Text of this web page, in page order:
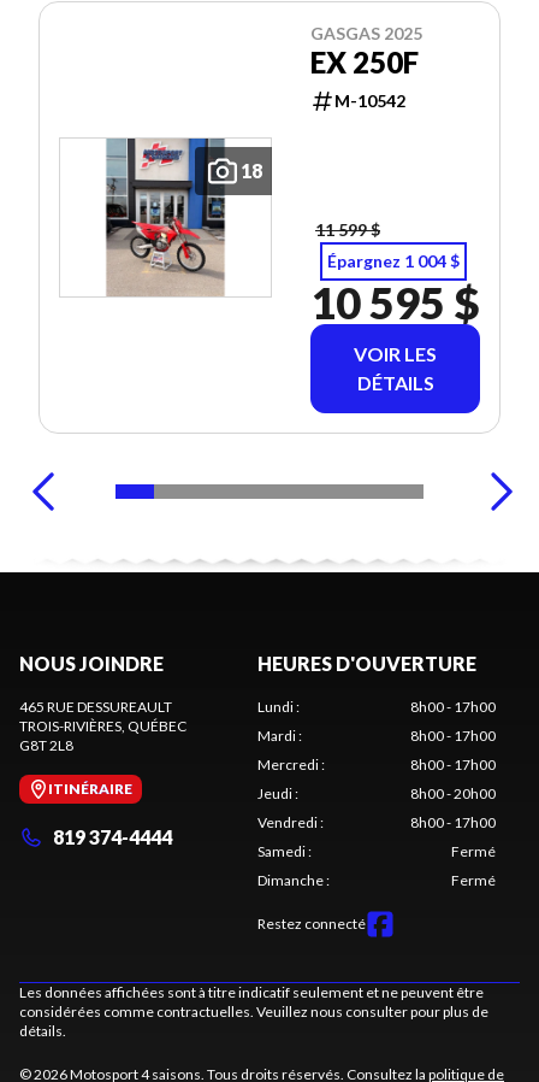
18
GASGAS 2025
EX 250F
M-10542
11 599 $
Épargnez 1 004 $
10 595 $
VOIR LES
DÉTAILS
NOUS JOINDRE
465 RUE DESSUREAULT
TROIS-RIVIÈRES , QUÉBEC
G8T 2L8
ITINÉRAIRE
819 374-4444
HEURES D'OUVERTURE
Lundi:
8h00 - 17h00
Mardi:
8h00 - 17h00
Mercredi:
8h00 - 17h00
Jeudi:
8h00 - 20h00
Vendredi:
8h00 - 17h00
Samedi:
Fermé
Dimanche: Fermé
Restez connecté
Les données affichées sont à titre indicatif seulement et ne peuvent être
considérées comme contractuelles. Veuillez nous consulter pour plus de
détails.
© 2026 Motosport 4 saisons. Tous droits réservés. Consultez la politique de